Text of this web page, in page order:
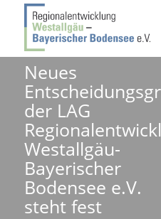
Neues
der LAG
Westallgäu-
Bayerischer
Bodensee e.V.
steht fest